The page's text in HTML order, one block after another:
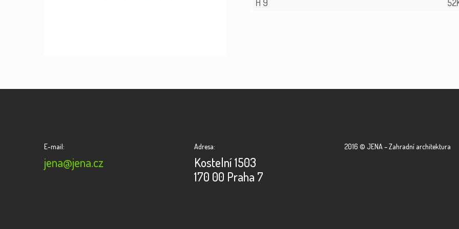
H 9 52
E-mail:
jena@jena.cz
Adresa:
Kostelní 1503
170 00 Praha 7
2016 © JENA – Zahradní architektura